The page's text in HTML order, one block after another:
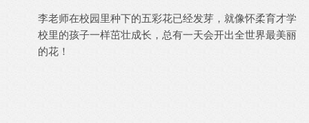
李老师在校园里种下的五彩花已经发芽，就像怀柔育才学
校里的孩子一样茁壮成长，总有一天会开出全世界最美丽
的花！